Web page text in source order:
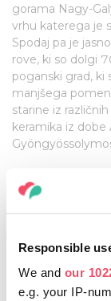
Responsible
We and our
e.g. your IP-
gorama Nagy-
vrhu katerega je
Spodaj pa je
rove, ki so dolgi
poganski grad, ki
manjšega
starine iz
keramika iz dobe
Eden naših
severnem kotu
Tokaja nad